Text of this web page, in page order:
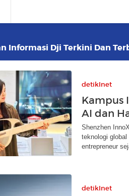
Informasi Dji Terkini Dan
detikInet
Kampus
AI dan
Shenzhen
teknologi global
entrepreneur
detikInet